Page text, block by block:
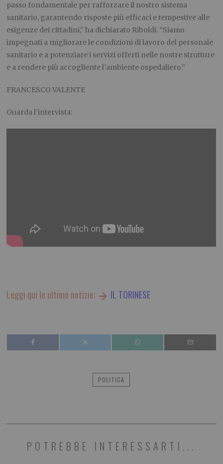
passo fondamentale per rafforzare il nostro sistema
sanitario, garantendo risposte più efficaci e tempestive alle
esigenze dei cittadini,” ha dichiarato Riboldi. “Siamo
impegnati a migliorare le condizioni di lavoro del personale
sanitario e a potenziare i servizi offerti nelle nostre strutture
e a rendere più accogliente l’ambiente ospedaliero.”
FRANCESCO VALENTE
Guarda l’intervista:
Leggi qui le ultime notizie: IL TORINESE
POLITICA
POTREBBE INTERESSARTI...